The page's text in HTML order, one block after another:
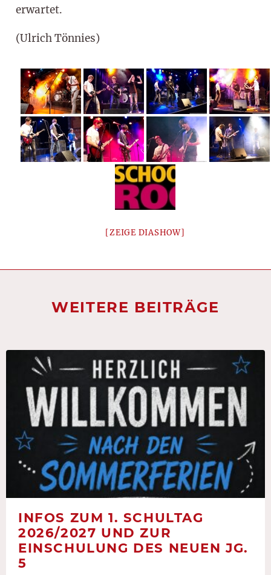
erwartet.
(Ulrich Tönnies)
[ZEIGE DIASHOW]
WEITERE BEITRÄGE
INFOS ZUM 1. SCHULTAG
2026/2027 UND ZUR
EINSCHULUNG DES NEUEN JG.
5